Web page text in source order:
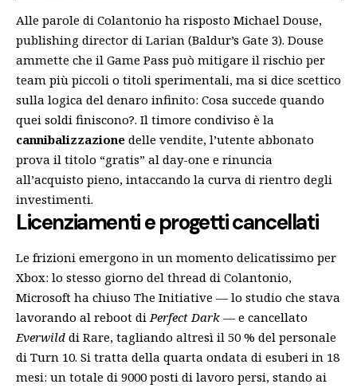
Alle parole di Colantonio ha risposto Michael Douse,
publishing director di Larian (Baldur’s Gate 3). Douse
ammette che il Game Pass può mitigare il rischio per
team più piccoli o titoli sperimentali, ma si dice scettico
sulla logica del denaro infinito: Cosa succede quando
quei soldi finiscono?. Il timore condiviso è la
cannibalizzazione delle vendite, l’utente abbonato
prova il titolo “gratis” al day-one e rinuncia
all’acquisto pieno, intaccando la curva di rientro degli
investimenti.
Licenziamenti e progetti cancellati
Le frizioni emergono in un momento delicatissimo per
Xbox: lo stesso giorno del thread di Colantonio,
Microsoft ha chiuso The Initiative — lo studio che stava
lavorando al reboot di Perfect Dark — e cancellato
Everwild di Rare, tagliando altresì il 50 % del personale
di Turn 10. Si tratta della quarta ondata di esuberi in 18
mesi: un totale di 9000 posti di lavoro persi, stando ai